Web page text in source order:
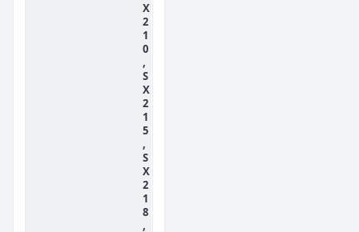
X
2
1
0
,
S
X
2
1
5
,
S
X
2
1
8
,